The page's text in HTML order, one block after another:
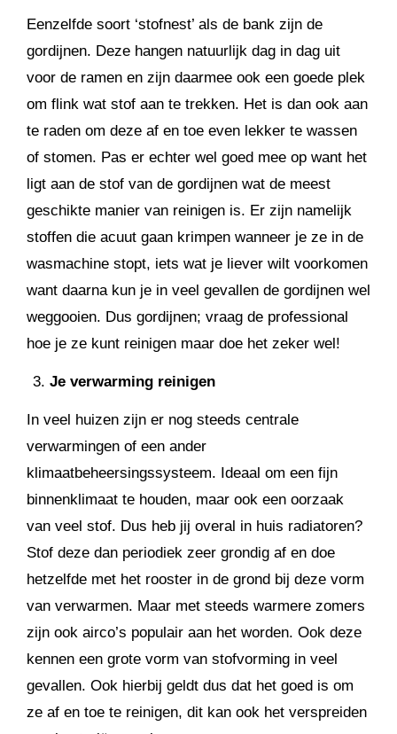
Eenzelfde soort ‘stofnest’ als de bank zijn de
gordijnen. Deze hangen natuurlijk dag in dag uit
voor de ramen en zijn daarmee ook een goede plek
om flink wat stof aan te trekken. Het is dan ook aan
te raden om deze af en toe even lekker te wassen
of stomen. Pas er echter wel goed mee op want het
ligt aan de stof van de gordijnen wat de meest
geschikte manier van reinigen is. Er zijn namelijk
stoffen die acuut gaan krimpen wanneer je ze in de
wasmachine stopt, iets wat je liever wilt voorkomen
want daarna kun je in veel gevallen de gordijnen wel
weggooien. Dus gordijnen; vraag de professional
hoe je ze kunt reinigen maar doe het zeker wel!
Je verwarming reinigen
In veel huizen zijn er nog steeds centrale
verwarmingen of een ander
klimaatbeheersingssysteem. Ideaal om een fijn
binnenklimaat te houden, maar ook een oorzaak
van veel stof. Dus heb jij overal in huis radiatoren?
Stof deze dan periodiek zeer grondig af en doe
hetzelfde met het rooster in de grond bij deze vorm
van verwarmen. Maar met steeds warmere zomers
zijn ook airco’s populair aan het worden. Ook deze
kennen een grote vorm van stofvorming in veel
gevallen. Ook hierbij geldt dus dat het goed is om
ze af en toe te reinigen, dit kan ook het verspreiden